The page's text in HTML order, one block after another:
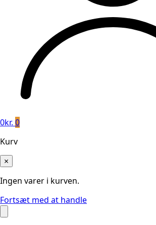
0kr. 0
Kurv
×
Ingen varer i kurven.
Fortsæt med at handle